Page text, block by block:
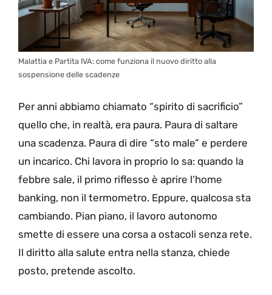
Malattia e Partita IVA: come funziona il nuovo diritto alla
sospensione delle scadenze
Per anni abbiamo chiamato “spirito di sacrificio”
quello che, in realtà, era paura. Paura di saltare
una scadenza. Paura di dire “sto male” e perdere
un incarico. Chi lavora in proprio lo sa: quando la
febbre sale, il primo riflesso è aprire l’home
banking, non il termometro. Eppure, qualcosa sta
cambiando. Pian piano, il lavoro autonomo
smette di essere una corsa a ostacoli senza rete.
Il diritto alla salute entra nella stanza, chiede
posto, pretende ascolto.